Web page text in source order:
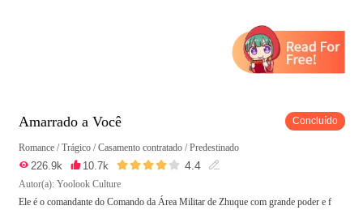
Amarrado a Você Concluído
Romance /Trágico /Casamento contratado /Predestinado
 226.9k  10.7k   4.4 
Autor(a): Yoolook Culture
Ele é o comandante do Comando da Área Militar de Zhuque com grande poder e f